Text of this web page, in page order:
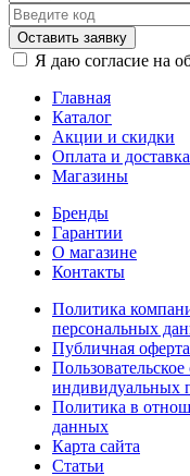
Оставить заявку
Я даю согласие на
Главная
Каталог
Акции и скидки
Оплата и доставка
Магазины
Бренды
Гарантии
О магазине
Контакты
Политика
персональных
Публичная
индивидуальных
Политика в
данных
Карта сайта
Статьи